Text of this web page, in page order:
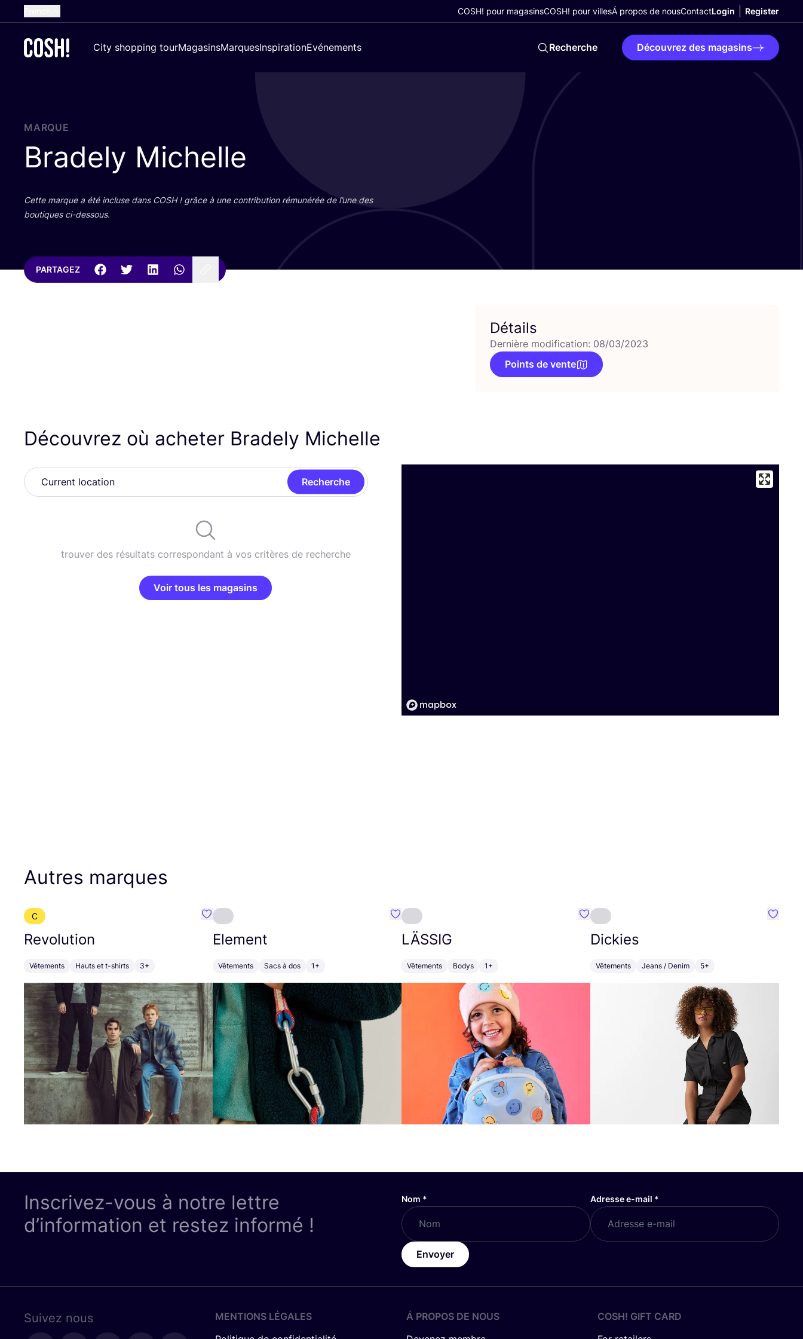
Dutch
Croatian
COSH! pour magasinsCOSH! pour villesÁ propos de nousContactLogin Register
City shopping tourMagasinsMarquesInspirationEvénements Recherche Découvrez des magasins
MARQUE
Bradely Michelle
Cette marque a été incluse dans COSH! grâce à une contri­bu­tion rému­né­rée de l’une des
bou­tiques ci-dessous.
PARTAGEZ
Détails
Dernière modification: 08/03/2023
Points de vente
Découvrez où acheter Bradely Michelle
Recherche
trouver des résultats correspondant à vos critères de recherche
Voir tous les magasins
Autres marques
C
Revolution
Vêtements Hauts et t-shirts 3+
Préféré {nom}
Element
Vêtements Sacs à dos 1+
Préféré {nom}
LÄSSIG
Vêtements Bodys 1+
Préféré {nom}
Dickies
Vêtements Jeans / Denim 5+
Inscrivez-vous à notre lettre
d’information et restez informé !
Nom * Adresse e-mail *
Envoyer
Suivez nous
MENTIONS LÉGALES
Á PROPOS DE NOUS
COSH! GIFT CARD